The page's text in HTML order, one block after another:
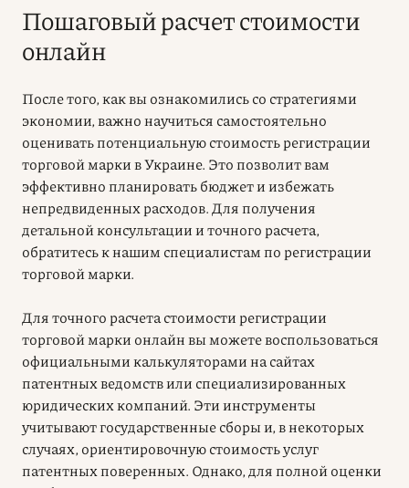
Пошаговый расчет стоимости
онлайн
После того, как вы ознакомились со стратегиями
экономии, важно научиться самостоятельно
оценивать потенциальную стоимость регистрации
торговой марки в Украине. Это позволит вам
эффективно планировать бюджет и избежать
непредвиденных расходов. Для получения
детальной консультации и точного расчета,
обратитесь к нашим специалистам по регистрации
торговой марки.
Для точного расчета стоимости регистрации
торговой марки онлайн вы можете воспользоваться
официальными калькуляторами на сайтах
патентных ведомств или специализированных
юридических компаний. Эти инструменты
учитывают государственные сборы и, в некоторых
случаях, ориентировочную стоимость услуг
патентных поверенных. Однако, для полной оценки